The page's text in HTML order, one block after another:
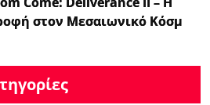
στον Μεσαιωνικό Κόσμο